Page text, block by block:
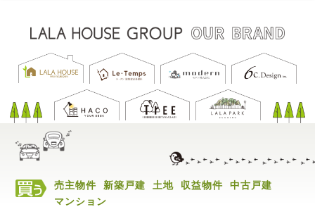
売主物件 新築戸建 土地 収益物件
中古戸建
マンション